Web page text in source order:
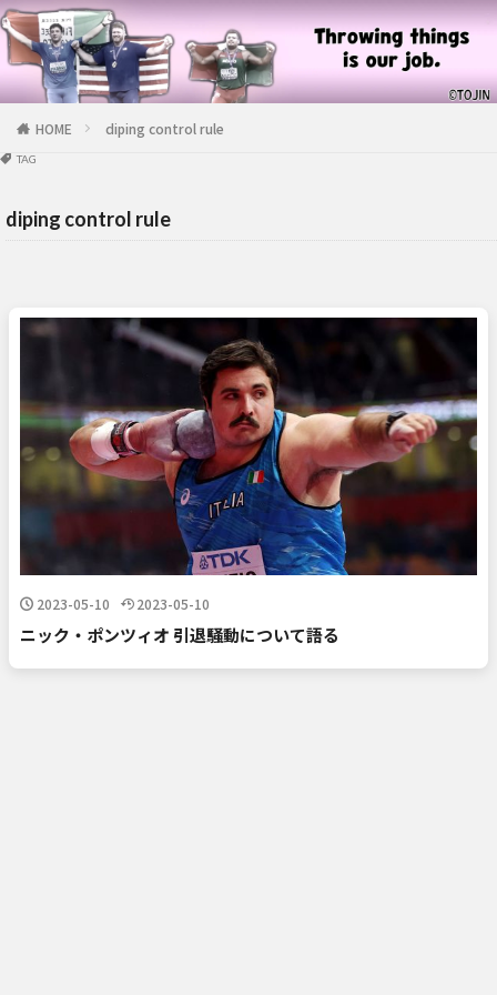
HOME diping control rule
TAG
diping control rule
2023-05-10 2023-05-10
ニック・ポンツィオ 引退騒動について語る